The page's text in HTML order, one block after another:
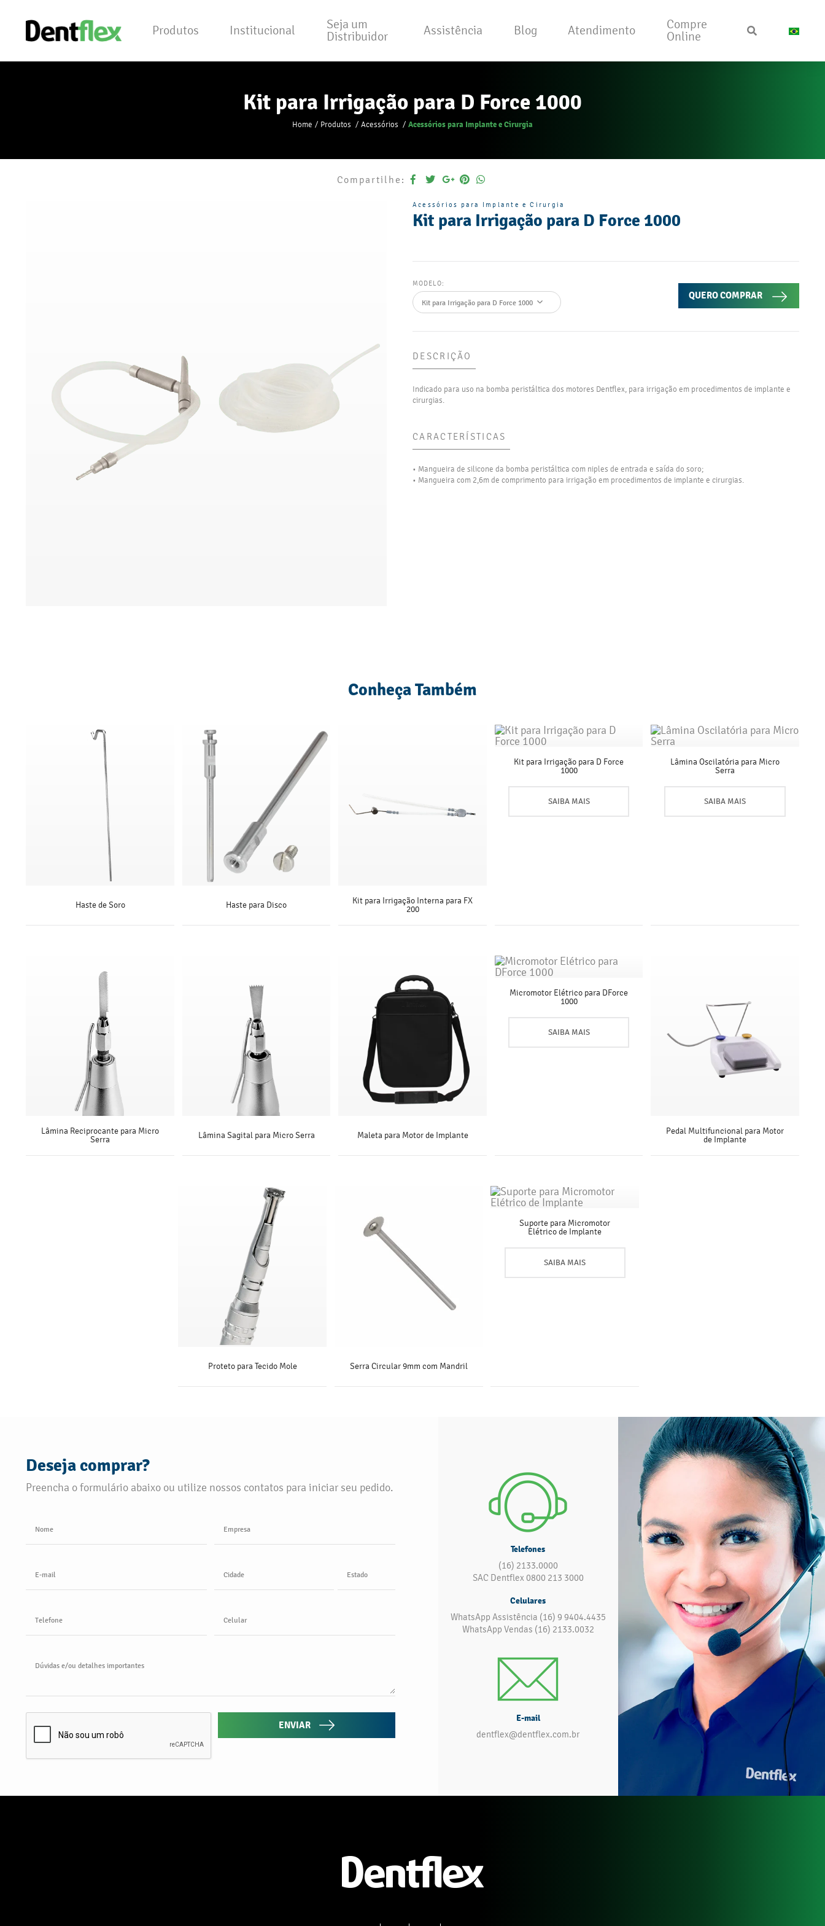
Produtos Institucional
Seja um
Distribuidor
Assistência Blog Atendimento
Compre
Online
Kit para Irrigação para D Force 1000
Home Produtos Acessórios Acessórios para Implante e Cirurgia
Compartilhe:
Acessórios para Implante e Cirurgia
Kit para Irrigação para D Force 1000
MODELO:
QUERO COMPRAR
DESCRIÇÃO
Indicado para uso na bomba peristáltica dos motores Dentflex, para irrigação em procedimentos de implante e
cirurgias.
CARACTERÍSTICAS
• Mangueira de silicone da bomba peristáltica com niples de entrada e saída do soro;
• Mangueira com 2,6m de comprimento para irrigação em procedimentos de implante e cirurgias.
Conheça Também
Haste de Soro Haste para Disco
Kit para Irrigação Interna para FX
200
Kit para Irrigação para D Force
1000
SAIBA MAIS
Lâmina Oscilatória para Micro
Serra
SAIBA MAIS
Lâmina Reciprocante para Micro
Serra
Lâmina Sagital para Micro Serra Maleta para Motor de Implante
Micromotor Elétrico para DForce
1000
SAIBA MAIS
Pedal Multifuncional para Motor
de Implante
Proteto para Tecido Mole Serra Circular 9mm com Mandril
Suporte para Micromotor
Elétrico de Implante
SAIBA MAIS
Deseja comprar?
Preencha o formulário abaixo ou utilize nossos contatos para iniciar seu pedido.
Nome Empresa
E-mail Cidade Estado
Telefone Celular
Dúvidas e/ou detalhes importantes
ENVIAR
Telefones
(16) 2133.0000
SAC Dentflex 0800 213 3000
Celulares
WhatsApp Assistência (16) 9 9404.4435
WhatsApp Vendas (16) 2133.0032
E-mail
dentflex@dentflex.com.br